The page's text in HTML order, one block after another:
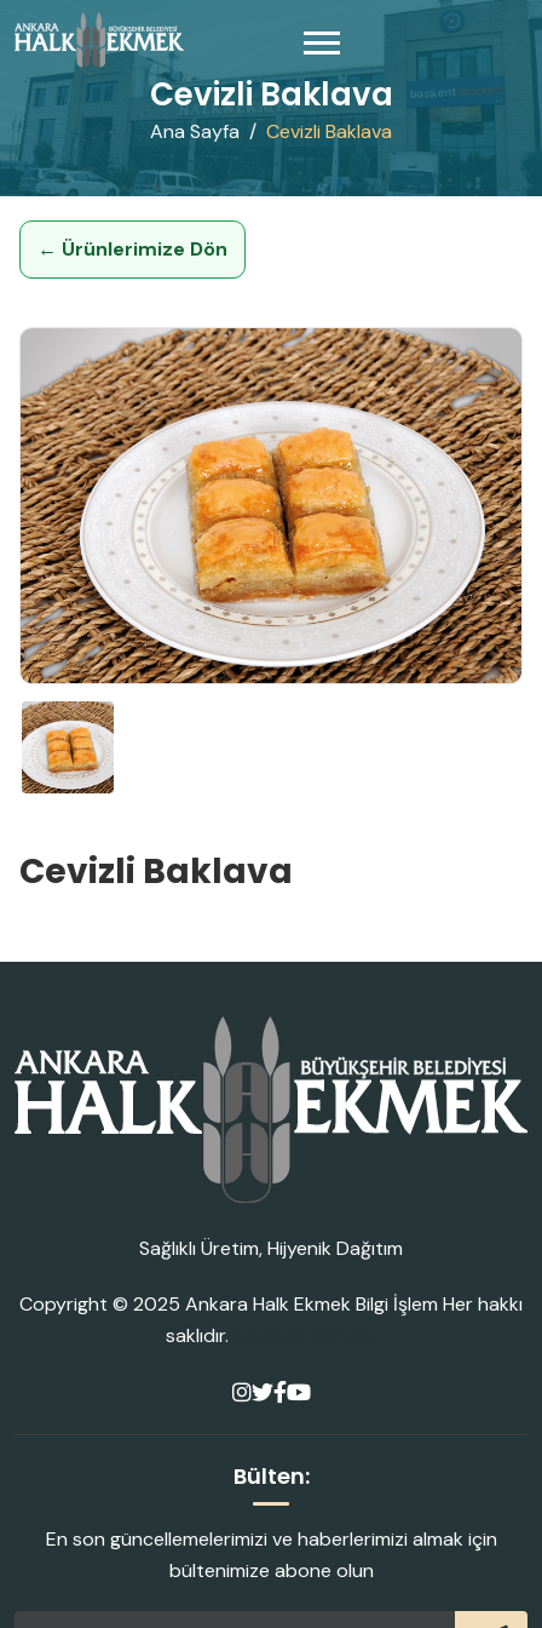
Cevizli Baklava
Ana Sayfa Cevizli Baklava
← Ürünlerimize Dön
Cevizli Baklava
Sağlıklı Üretim, Hijyenik Dağıtım
Copyright © 2025 Ankara Halk Ekmek Bilgi İşlem Her hakkı
saklıdır.
Bülten:
En son güncellemelerimizi ve haberlerimizi almak için
bültenimize abone olun